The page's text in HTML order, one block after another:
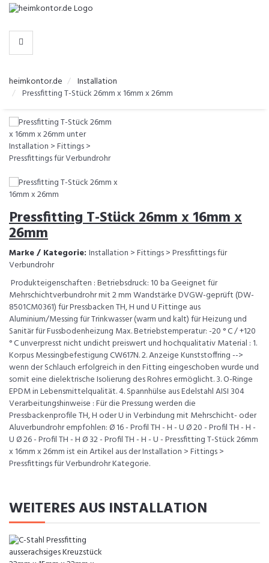
-
KATEGORIEN
heimkontor.de
Installation
Pressfitting T-Stück 26mm x 16mm x 26mm
Pressfitting T-Stück 26mm x 16mm x
26mm
Marke / Kategorie: Installation > Fittings > Pressfittings für
Verbundrohr
Produkteigenschaften : Betriebsdruck: 10 ba Geeignet für
Mehrschichtverbundrohr mit 2 mm Wandstärke DVGW-geprüft (DW-
8501CM0361) für Pressbacken TH, H und U Fittinge aus
Aluminium/Messing für Trinkwasser (warm und kalt) für Heizung und
Sanitär für Fussbodenheizung Max. Betriebstemperatur: -20 ° C / +120
° C unverpresst nicht undicht preiswert und hochqualitativ Material : 1.
Korpus Messingbefestigung CW617N. 2. Anzeige Kunststoffring -->
wenn der Schlauch erfolgreich in den Fitting eingeschoben wurde und
somit eine dielektrische Isolierung des Rohres ermöglicht. 3. O-Ringe
EPDM in Lebensmittelqualität. 4. Spannhülse aus Edelstahl AISI 304
Verarbeitungshinweise : Für die Pressung werden die
Pressbackenprofile TH, H oder U in Verbindung mit Mehrschicht- oder
Aluverbundrohr empfohlen: Ø 16 - Profil TH - H - U Ø 20 - Profil TH - H -
U Ø 26 - Profil TH - H Ø 32 - Profil TH - H - U - Pressfitting T-Stück 26mm
x 16mm x 26mm ist ein Artikel aus der Installation > Fittings >
Pressfittings für Verbundrohr Kategorie.
WEITERES AUS INSTALLATION